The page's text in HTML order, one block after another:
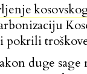
pokrili
duge